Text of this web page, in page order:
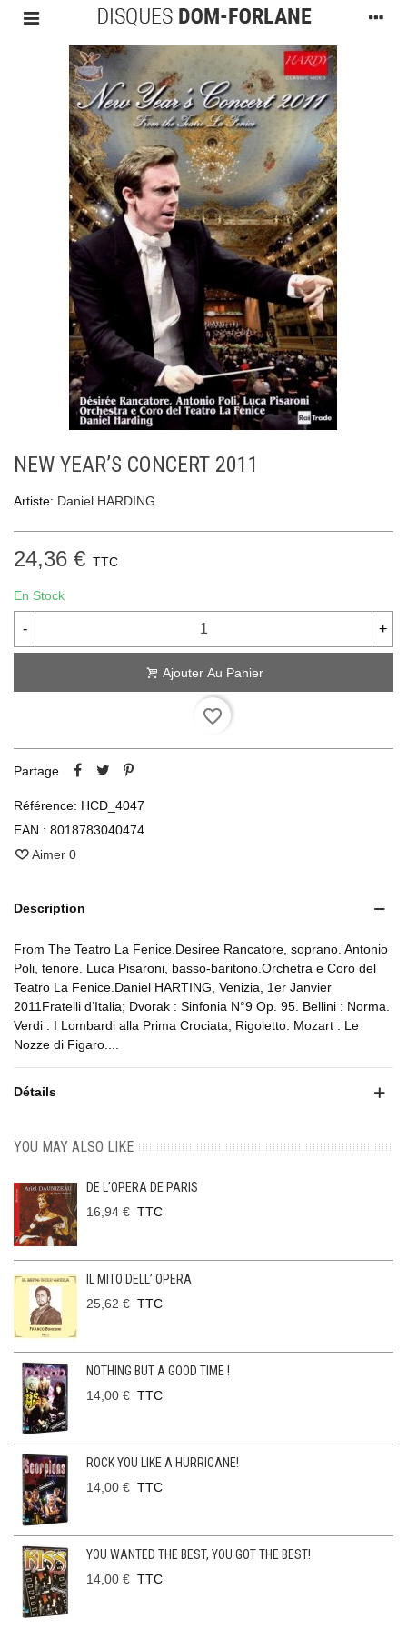
NEW YEAR’S CONCERT 2011
Artiste: Daniel HARDING
24,36 € TTC
En Stock
- +
Ajouter Au Panier
favorite_border
Partage
Référence: HCD_4047
EAN : 8018783040474
Aimer 0
Description
From The Teatro La Fenice.Desiree Rancatore, soprano. Antonio
Poli, tenore. Luca Pisaroni, basso-baritono.Orchetra e Coro del
Teatro La Fenice.Daniel HARTING, Venizia, 1er Janvier
2011Fratelli d’Italia; Dvorak : Sinfonia N°9 Op. 95. Bellini : Norma.
Verdi : I Lombardi alla Prima Crociata; Rigoletto. Mozart : Le
Nozze di Figaro....
Détails
YOU MAY ALSO LIKE
DE L’OPERA DE PARIS
16,94 € TTC
IL MITO DELL’ OPERA
25,62 € TTC
NOTHING BUT A GOOD TIME !
14,00 € TTC
ROCK YOU LIKE A HURRICANE!
14,00 € TTC
YOU WANTED THE BEST, YOU GOT THE BEST!
14,00 € TTC